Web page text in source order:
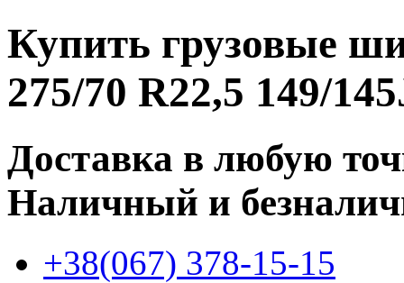
Купить грузовые
275/70 R22,5 149/
Доставка в любую
Наличный и
+38(067) 378-15-15